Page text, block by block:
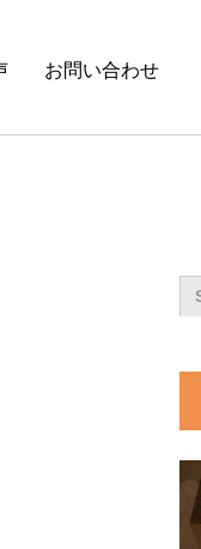
お問い合わせ